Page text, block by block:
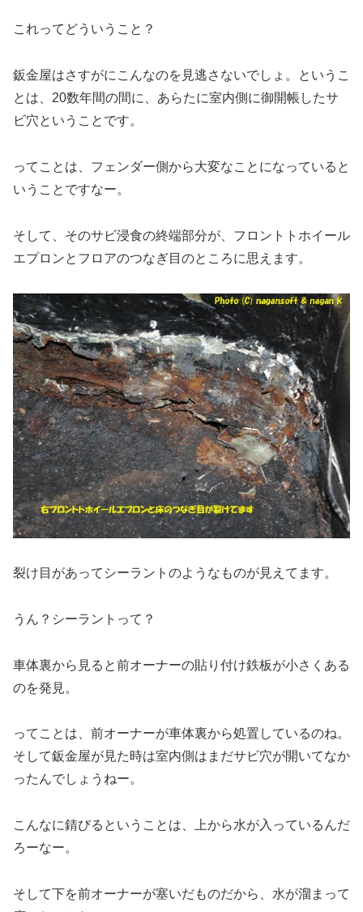
これってどういうこと？
鈑金屋はさすがにこんなのを見逃さないでしょ。というこ
とは、20数年間の間に、あらたに室内側に御開帳したサ
ビ穴ということです。
ってことは、フェンダー側から大変なことになっていると
いうことですなー。
そして、そのサビ浸食の終端部分が、フロントトホイール
エプロンとフロアのつなぎ目のところに思えます。
裂け目があってシーラントのようなものが見えてます。
うん？シーラントって？
車体裏から見ると前オーナーの貼り付け鉄板が小さくある
のを発見。
ってことは、前オーナーが車体裏から処置しているのね。
そして鈑金屋が見た時は室内側はまだサビ穴が開いてなか
ったんでしょうねー。
こんなに錆びるということは、上から水が入っているんだ
ろーなー。
そして下を前オーナーが塞いだものだから、水が溜まって